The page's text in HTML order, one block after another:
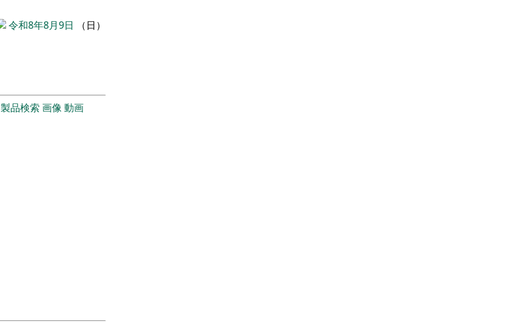
令和8年8月9日 （日）
製品検索 画像動画